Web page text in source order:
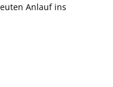
Anlauf ins